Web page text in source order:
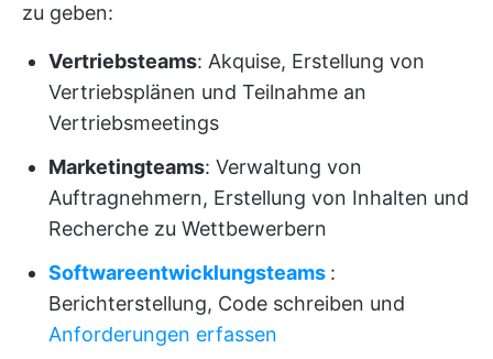
zu geben:
Vertriebsteams: Akquise, Erstellung von
Vertriebsplänen und Teilnahme an
Vertriebsmeetings
Marketingteams: Verwaltung von
Auftragnehmern, Erstellung von Inhalten und
Recherche zu Wettbewerbern
Softwareentwicklungsteams :
Berichterstellung, Code schreiben und
Anforderungen erfassen